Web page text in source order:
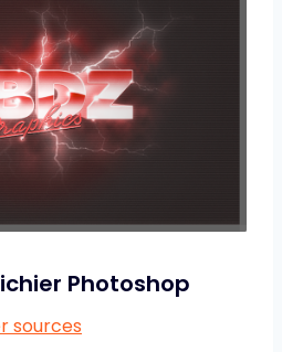
Photoshop
sources